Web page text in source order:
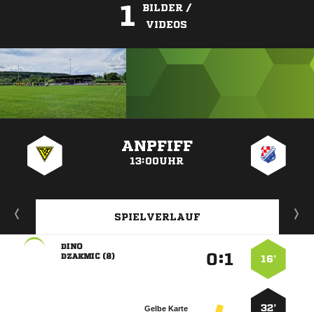
1
BILDER /
VIDEOS
ANPFIFF
13:00UHR
SPIELVERLAUF
16’
:

 
32’
Gelbe Karte